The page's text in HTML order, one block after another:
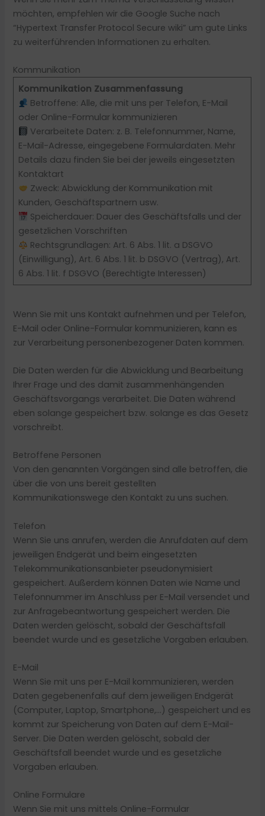
möchten, empfehlen wir die Google Suche nach
“Hypertext Transfer Protocol Secure wiki” um gute Links
zu weiterführenden Informationen zu erhalten.
Kommunikation
Kommunikation Zusammenfassung
Betroffene: Alle, die mit uns per Telefon, E-Mail
oder Online-Formular kommunizieren
Verarbeitete Daten: z. B. Telefonnummer, Name,
E-Mail-Adresse, eingegebene Formulardaten. Mehr
Details dazu finden Sie bei der jeweils eingesetzten
Kontaktart
Zweck: Abwicklung der Kommunikation mit
Kunden, Geschäftspartnern usw.
Speicherdauer: Dauer des Geschäftsfalls und der
gesetzlichen Vorschriften
Rechtsgrundlagen: Art. 6 Abs. 1 lit. a DSGVO
(Einwilligung), Art. 6 Abs. 1 lit. b DSGVO (Vertrag), Art.
6 Abs. 1 lit. f DSGVO (Berechtigte Interessen)
Wenn Sie mit uns Kontakt aufnehmen und per Telefon,
E-Mail oder Online-Formular kommunizieren, kann es
zur Verarbeitung personenbezogener Daten kommen.
Die Daten werden für die Abwicklung und Bearbeitung
Ihrer Frage und des damit zusammenhängenden
Geschäftsvorgangs verarbeitet. Die Daten während
eben solange gespeichert bzw. solange es das Gesetz
vorschreibt.
Betroffene Personen
Von den genannten Vorgängen sind alle betroffen, die
über die von uns bereit gestellten
Kommunikationswege den Kontakt zu uns suchen.
Telefon
Wenn Sie uns anrufen, werden die Anrufdaten auf dem
jeweiligen Endgerät und beim eingesetzten
Telekommunikationsanbieter pseudonymisiert
gespeichert. Außerdem können Daten wie Name und
Telefonnummer im Anschluss per E-Mail versendet und
zur Anfragebeantwortung gespeichert werden. Die
Daten werden gelöscht, sobald der Geschäftsfall
beendet wurde und es gesetzliche Vorgaben erlauben.
E-Mail
Wenn Sie mit uns per E-Mail kommunizieren, werden
Daten gegebenenfalls auf dem jeweiligen Endgerät
(Computer, Laptop, Smartphone,…) gespeichert und es
kommt zur Speicherung von Daten auf dem E-Mail-
Server. Die Daten werden gelöscht, sobald der
Geschäftsfall beendet wurde und es gesetzliche
Vorgaben erlauben.
Online Formulare
Wenn Sie mit uns mittels Online-Formular